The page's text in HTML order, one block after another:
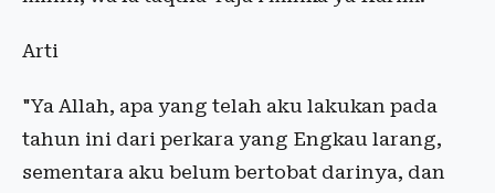
Arti
"Ya Allah, apa yang telah aku lakukan pada
tahun ini dari perkara yang Engkau larang,
sementara aku belum bertobat darinya, dan